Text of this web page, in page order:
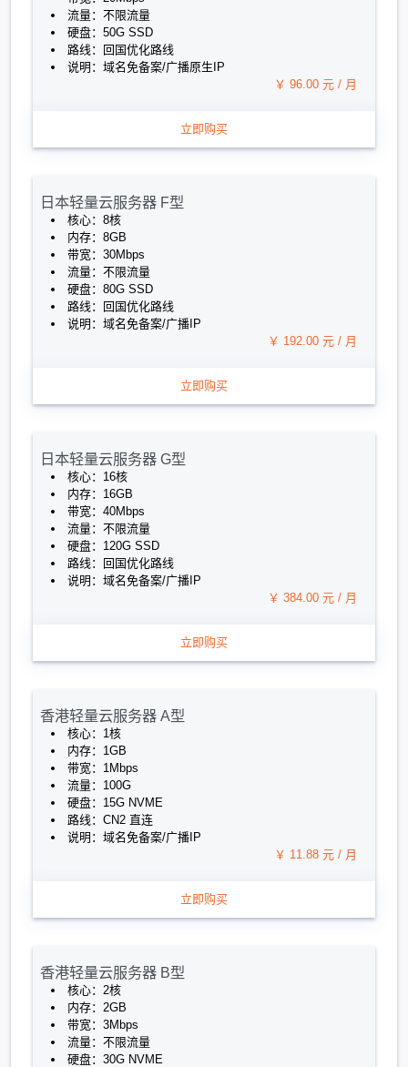
流量：不限流量
硬盘：50G SSD
路线：回国优化路线
说明：域名免备案/广播原生IP
￥ 96.00 元 / 月
立即购买
日本轻量云服务器 F型
核心：8核
内存：8GB
带宽：30Mbps
流量：不限流量
硬盘：80G SSD
路线：回国优化路线
说明：域名免备案/广播IP
￥ 192.00 元 / 月
立即购买
日本轻量云服务器 G型
核心：16核
内存：16GB
带宽：40Mbps
流量：不限流量
硬盘：120G SSD
路线：回国优化路线
说明：域名免备案/广播IP
￥ 384.00 元 / 月
立即购买
香港轻量云服务器 A型
核心：1核
内存：1GB
带宽：1Mbps
流量：100G
硬盘：15G NVME
路线：CN2 直连
说明：域名免备案/广播IP
￥ 11.88 元 / 月
立即购买
香港轻量云服务器 B型
核心：2核
内存：2GB
带宽：3Mbps
流量：不限流量
硬盘：30G NVME